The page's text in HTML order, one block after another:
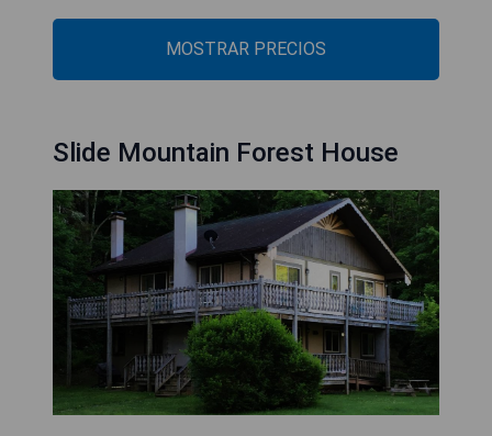
MOSTRAR PRECIOS
Slide Mountain Forest House